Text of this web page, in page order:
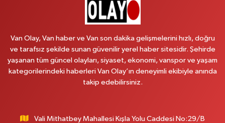
Van Olay, Van haber ve Van son dakika gelişmelerini hızlı, doğru
ve tarafsız şekilde sunan güvenilir yerel haber sitesidir. Şehirde
yaşanan tüm güncel olayları, siyaset, ekonomi, vanspor ve yaşam
kategorilerindeki haberleri Van Olay’ın deneyimli ekibiyle anında
takip edebilirsiniz.
Vali Mithatbey Mahallesi Kışla Yolu Caddesi No:29/B